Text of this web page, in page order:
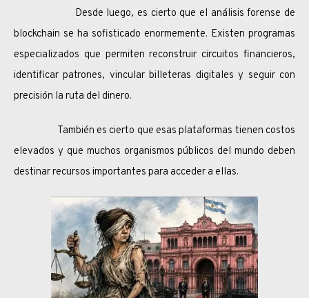
Desde luego, es cierto que el análisis forense de
blockchain se ha sofisticado enormemente. Existen programas
especializados que permiten reconstruir circuitos financieros,
identificar patrones, vincular billeteras digitales y seguir con
precisión la ruta del dinero.
También es cierto que esas plataformas tienen costos
elevados y que muchos organismos públicos del mundo deben
destinar recursos importantes para acceder a ellas.